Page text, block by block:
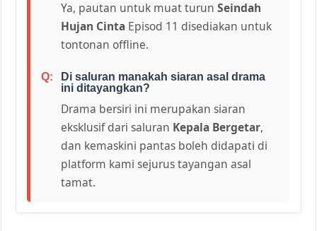
Ya, pautan untuk muat turunSeindah
Hujan Cinta Episod 11 disediakan untuk
tontonan offline.
Di saluran manakah siaran asal drama
ini ditayangkan?
Drama bersiri ini merupakan siaran
eksklusif dari saluran Kepala Bergetar,
dan kemaskini pantas boleh didapati di
platform kami sejurus tayangan asal
tamat.